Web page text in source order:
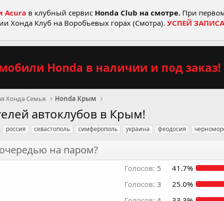
Acura в клубный сервис Honda Club на смотре. При
Хонда Клуб на Воробьевых горах (Смотра). УСПЕЙ
Honda в наличии и под заказ!
Хонда Семья Honda Крым
автоклубов в Крым!
россия севастополь симферополь украина феодосия
на паром?
Голосов: 5
41.7%
Голосов: 3
25.0%